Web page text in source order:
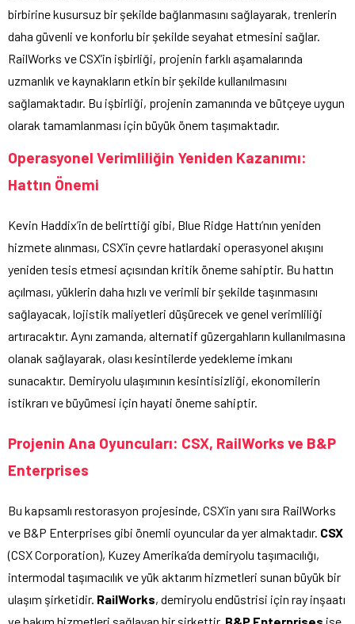
birbirine kusursuz bir şekilde bağlanmasını sağlayarak, trenlerin
daha güvenli ve konforlu bir şekilde seyahat etmesini sağlar.
RailWorks ve CSX’in işbirliği, projenin farklı aşamalarında
uzmanlık ve kaynakların etkin bir şekilde kullanılmasını
sağlamaktadır. Bu işbirliği, projenin zamanında ve bütçeye uygun
olarak tamamlanması için büyük önem taşımaktadır.
Operasyonel Verimliliğin Yeniden Kazanımı:
Hattın Önemi
Kevin Haddix’in de belirttiği gibi, Blue Ridge Hattı’nın yeniden
hizmete alınması, CSX’in çevre hatlardaki operasyonel akışını
yeniden tesis etmesi açısından kritik öneme sahiptir. Bu hattın
açılması, yüklerin daha hızlı ve verimli bir şekilde taşınmasını
sağlayacak, lojistik maliyetleri düşürecek ve genel verimliliği
artıracaktır. Aynı zamanda, alternatif güzergahların kullanılmasına
olanak sağlayarak, olası kesintilerde yedekleme imkanı
sunacaktır. Demiryolu ulaşımının kesintisizliği, ekonomilerin
istikrarı ve büyümesi için hayati öneme sahiptir.
Projenin Ana Oyuncuları: CSX, RailWorks ve B&P
Enterprises
Bu kapsamlı restorasyon projesinde, CSX’in yanı sıra RailWorks
ve B&P Enterprises gibi önemli oyuncular da yer almaktadır. CSX
(CSX Corporation), Kuzey Amerika’da demiryolu taşımacılığı,
intermodal taşımacılık ve yük aktarım hizmetleri sunan büyük bir
ulaşım şirketidir. RailWorks, demiryolu endüstrisi için ray inşaatı